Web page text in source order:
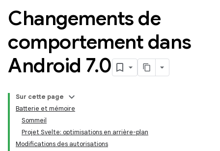
Changements de
comportement dans
Android 7.0
Sur cette page
Batterie et mémoire
Sommeil
Projet Svelte: optimisations en arrière-plan
Modifications des autorisations